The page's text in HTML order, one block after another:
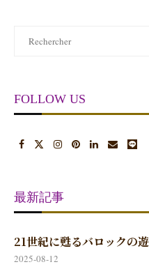
FOLLOW US
最新記事
21世紀に甦るバロックの
2025-08-12